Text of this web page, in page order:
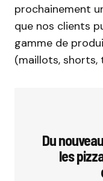
prochainement
que nos clients
gamme de
(maillots,
Du
les